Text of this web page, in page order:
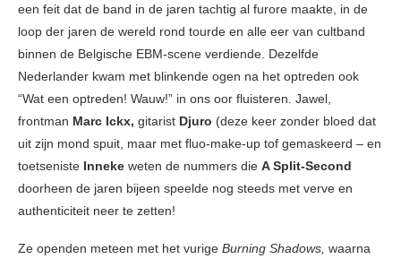
een feit dat de band in de jaren tachtig al furore maakte, in de
loop der jaren de wereld rond tourde en alle eer van cultband
binnen de Belgische EBM-scene verdiende. Dezelfde
Nederlander kwam met blinkende ogen na het optreden ook
“Wat een optreden! Wauw!” in ons oor fluisteren. Jawel,
frontman Marc Ickx, gitarist Djuro (deze keer zonder bloed dat
uit zijn mond spuit, maar met fluo-make-up tof gemaskeerd – en
toetseniste Inneke weten de nummers die A Split-Second
doorheen de jaren bijeen speelde nog steeds met verve en
authenticiteit neer te zetten!
Ze openden meteen met het vurige Burning Shadows, waarna